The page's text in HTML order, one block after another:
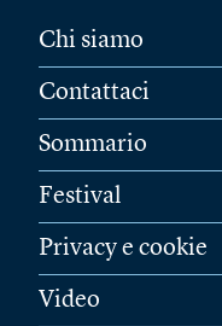
Chi siamo
Contattaci
Sommario
Festival
Privacy e cookie
Video